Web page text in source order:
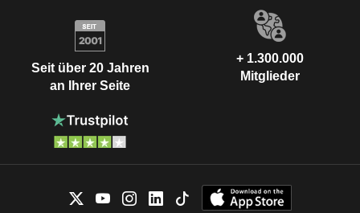
Seit über 20 Jahren
an Ihrer Seite
+ 1.300.000
Mitglieder